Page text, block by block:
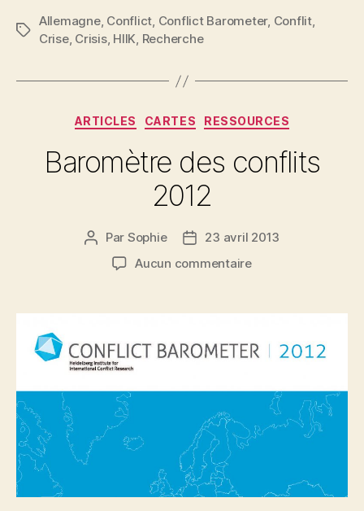
Étiquettes
Allemagne, Conflict, Conflict Barometer, Conflit,
Crise, Crisis, HIIK, Recherche
Catégories
ARTICLES CARTES RESSOURCES
Baromètre des conflits
2012
Auteur
l’article
Par Sophie
Date23 avril 2013
Aucun commentairesur
conflits